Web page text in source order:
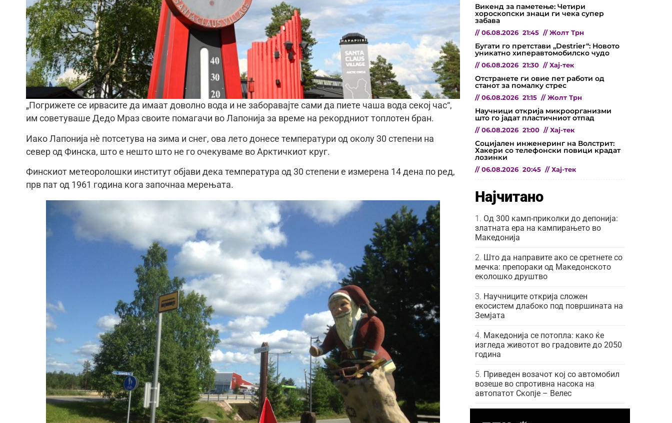
„Погрижете се ирвасите да имаат доволно вода и не заборавајте сами да пиете чаша вода секој час“,
им советуваше Дедо Мраз своите помагачи во Лапонија за време на рекордниот топлотен бран.
Иако Лапонија нè потсетува на зима и снег, ова лето донесе температури од околу 30 степени на
север од Финска, што е нешто што не го очекуваме во Арктичкиот круг.
Финскиот метеоролошки институт објави дека температура од 30 степени е измерена 14 дена по ред,
прв пат од 1961 година кога започнаа мерењата.
Викенд за паметење: Четири
хороскопски знаци ги чека супер
забава
// 06.08.2026 21:45 // Жолт Трн
Бугати го претстави „Destrier“: Новото
уникатно хиперавтомобилско чудо
// 06.08.2026 21:30 // Хај-тек
Отстранете ги овие пет работи од
станот за помалку стрес
// 06.08.2026 21:15 // Жолт Трн
Научници открија микроорганизми
што го јадат пластичниот отпад
// 06.08.2026 21:00 // Хај-тек
Социјален инженеринг на Волстрит:
Хакери со телефонски повици крадат
лозинки
// 06.08.2026 20:45 // Хај-тек
Најчитано
Од 300 камп-приколки до депонија:
златната ера на кампирањето во
Македонија
Што да направите ако се сретнете со
мечка: препораки од Македонското
еколошко друштво
Научниците открија сложен
екосистем длабоко под површината на
Земјата
Македонија се потопла: како ќе
изгледа животот во градовите до 2050
година
Приведен возачот кој со автомобил
возеше во спротивна насока на
автопатот Скопје – Велес